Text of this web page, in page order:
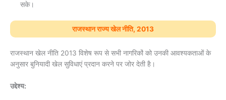
सके।
राजस्थान राज्य खेल नीति, 2013
राजस्थान खेल नीति 2013 विशेष रूप से सभी नागरिकों को उनकी आवश्यकताओं के
अनुसार बुनियादी खेल सुविधाएं प्रदान करने पर जोर देती है।
उद्देश्य: